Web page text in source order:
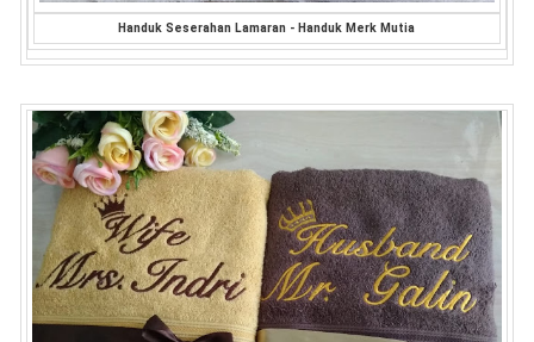
Handuk Seserahan Lamaran - Handuk Merk Mutia